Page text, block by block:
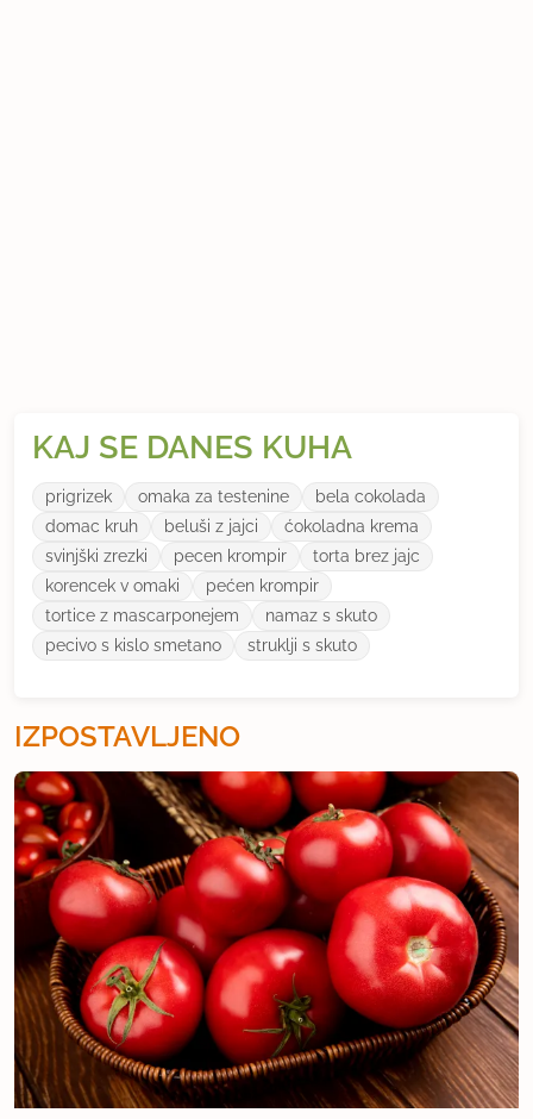
KAJ SE DANES KUHA
prigrizek omaka za testenine
bela cokolada
domac kruh
beluši z jajci
ćokoladna krema
svinjški zrezki
pecen krompir
torta brez jajc
korencek v omaki
pećen krompir
tortice z mascarponejem
namaz s skuto
pecivo s kislo smetano
struklji s skuto
IZPOSTAVLJENO